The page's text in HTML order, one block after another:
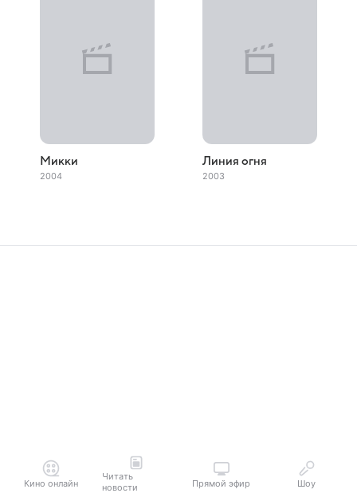
Микки
2004
Линия огня
2003
Кино онлайн
Читать
новости
Прямой эфир Шоу